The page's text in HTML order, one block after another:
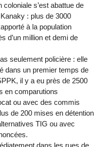
s’est abattue de
: plus de 3000
à la population
d’un million et demi de
seulement policière : elle
dans un premier temps de
il y a eu près de 2500
en comparutions
ou avec des commis
de 200 mises en détention
TIG ou avec
dans les rues de